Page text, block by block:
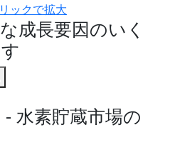
ックで拡大
成長要因のいく
水素貯蔵市場の